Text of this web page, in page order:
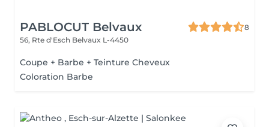
PABLOCUT Belvaux
8
56, Rte d'Esch Belvaux L-4450
Coupe + Barbe + Teinture Cheveux
Coloration Barbe